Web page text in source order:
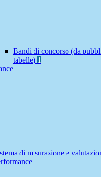
Bandi di concorso (da
tabelle) 1
di misurazione e